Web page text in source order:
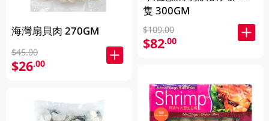
海灣扇貝肉 270GM
$45.00
$26.00
隻 300GM
$109.00
$82.00